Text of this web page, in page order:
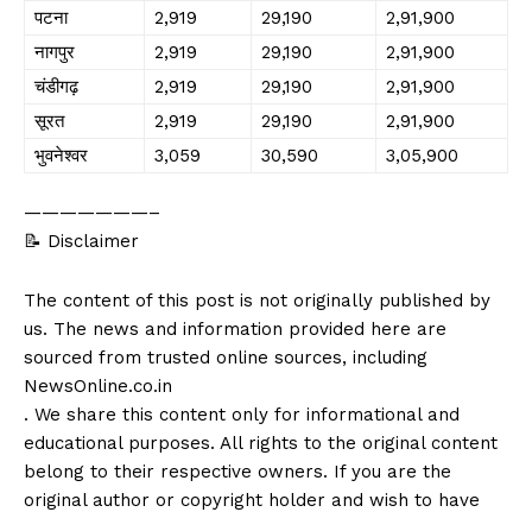
पटना
₹2,919 ₹29,190
₹2,91,900
नागपुर
₹2,919 ₹29,190
₹2,91,900
चंडीगढ़
₹2,919 ₹29,190
₹2,91,900
सूरत
₹2,919 ₹29,190
₹2,91,900
भुवनेश्वर
₹3,059 ₹30,590 ₹3,05,900
———————–
📝 Disclaimer
The content of this post is not originally published by
us. The news and information provided here are
sourced from trusted online sources, including
NewsOnline.co.in
. We share this content only for informational and
educational purposes. All rights to the original content
belong to their respective owners. If you are the
original author or copyright holder and wish to have